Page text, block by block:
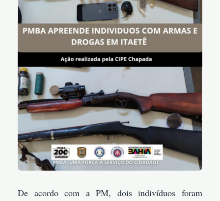
De acordo com a PM, dois indivíduos foram